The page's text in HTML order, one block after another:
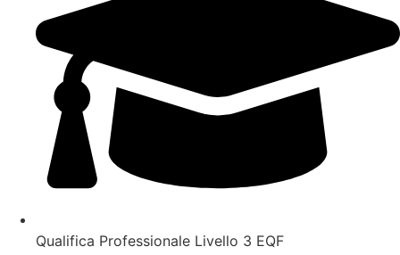
Qualifica Professionale Livello 3 EQF